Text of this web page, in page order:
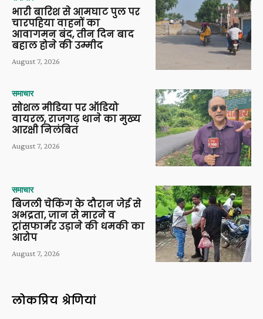
भारी बारिश से आमघाट पुल पर
चारपहिया वाहनों का
आवागमन बंद, तीन दिन बाद
बहाल होने की उम्मीद
August 7, 2026
समाचार
सोशल मीडिया पर ऑडियो
वायरल, राजगढ़ थाने का मुख्य
आरक्षी निलंबित
August 7, 2026
समाचार
बिजली चेकिंग के दौरान जेई से
अभद्रता, जान से मारने व
ट्रांसफार्मर उड़ाने की धमकी का
आरोप
August 7, 2026
लोकप्रिय श्रेणियां